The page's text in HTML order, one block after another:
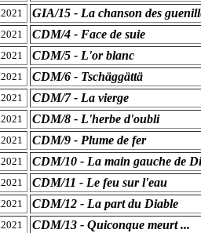
GIA/15 - La chanson des
CDM/4 - Face de suie
CDM/5 - L'or blanc
CDM/6 - Tschäggättä
CDM/7 - La vierge
CDM/8 - L'herbe d'oubli
CDM/9 - Plume de fer
CDM/10 - La main gauche de
CDM/11 - Le feu sur l'eau
CDM/12 - La part du Diable
CDM/13 - Quiconque meurt ...